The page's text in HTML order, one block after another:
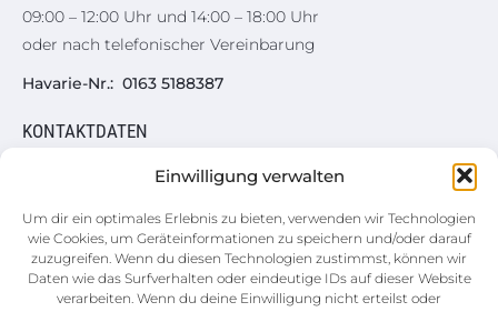
Einwilligung verwalten
Um dir ein optimales Erlebnis zu bieten, verwenden wir Technologien
wie Cookies, um Geräteinformationen zu speichern und/oder darauf
zuzugreifen. Wenn du diesen Technologien zustimmst, können wir
Daten wie das Surfverhalten oder eindeutige IDs auf dieser Website
verarbeiten. Wenn du deine Einwilligung nicht erteilst oder
09:00 – 12:00 Uhr und 14:00 – 18:00 Uhr
oder nach telefonischer Vereinbarung
Havarie-Nr.: 0163 5188387
KONTAKTDATEN
Hauptgeschäftsstelle
Augustusburger Straße 50
09557 Flöha
03726 5899-0